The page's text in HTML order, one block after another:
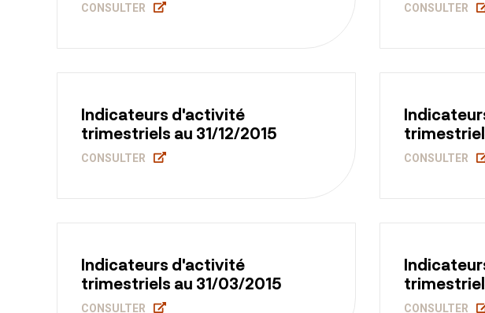
CONSULTER CONSULTER
Indicateurs d'activité
trimestriels au 31/12/2015
CONSULTER CONSULTER
Indicateurs d'activité
trimestriels au 31/03/2015
CONSULTER CONSULTER